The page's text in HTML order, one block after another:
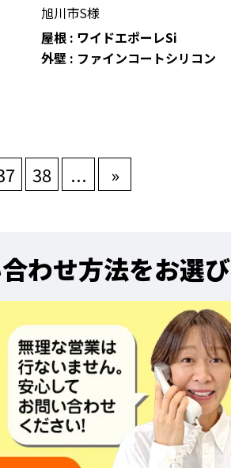
旭川市S様
屋根 : ワイドエポーレSi
外壁 : ファインコートシリコン
38 ... »
わせ方法をお選び